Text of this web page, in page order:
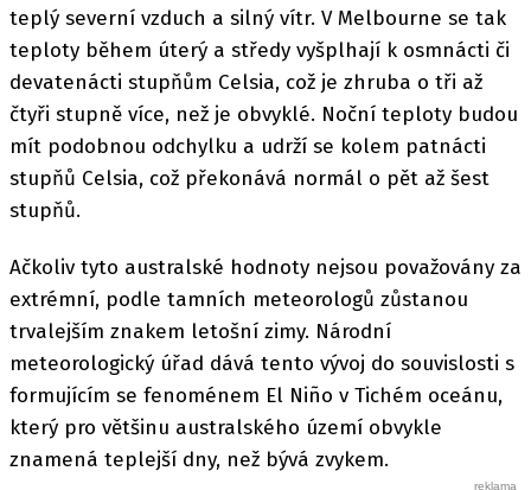
teplý severní vzduch a silný vítr. V Melbourne se tak
teploty během úterý a středy vyšplhají k osmnácti či
devatenácti stupňům Celsia, což je zhruba o tři až
čtyři stupně více, než je obvyklé. Noční teploty budou
mít podobnou odchylku a udrží se kolem patnácti
stupňů Celsia, což překonává normál o pět až šest
stupňů.
Ačkoliv tyto australské hodnoty nejsou považovány za
extrémní, podle tamních meteorologů zůstanou
trvalejším znakem letošní zimy. Národní
meteorologický úřad dává tento vývoj do souvislosti s
formujícím se fenoménem El Niño v Tichém oceánu,
který pro většinu australského území obvykle
znamená teplejší dny, než bývá zvykem.